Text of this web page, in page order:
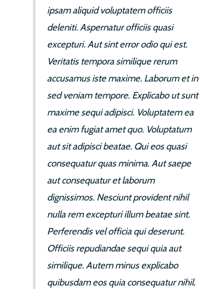
ipsam aliquid voluptatem officiis
deleniti. Aspernatur officiis quasi
excepturi. Aut sint error odio qui est.
Veritatis tempora similique rerum
accusamus iste maxime. Laborum et in
sed veniam tempore. Explicabo ut sunt
maxime sequi adipisci. Voluptatem ea
ea enim fugiat amet quo. Voluptatum
aut sit adipisci beatae. Qui eos quasi
consequatur quas minima. Aut saepe
aut consequatur et laborum
dignissimos. Nesciunt provident nihil
nulla rem excepturi illum beatae sint.
Perferendis vel officia qui deserunt.
Officiis repudiandae sequi quia aut
similique. Autem minus explicabo
quibusdam eos quia consequatur nihil.